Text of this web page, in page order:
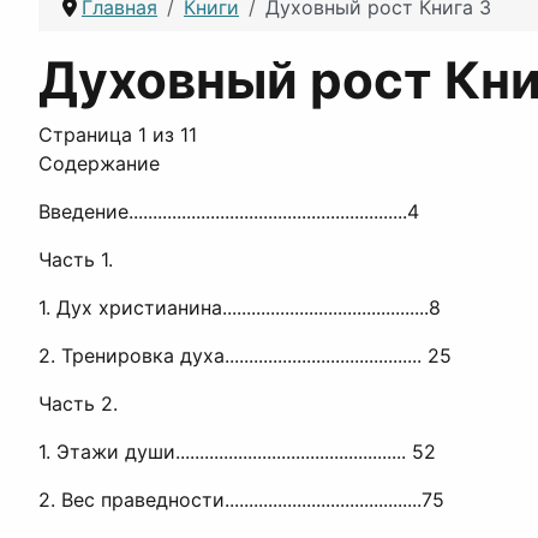
Главная Книги Духовный рост Книга 3
Духовный рост
Страница 1 из 11
Содержание
Введение..........................................................4
Часть 1.
1. Дух христианина...........................................8
2. Тренировка духа......................................... 25
Часть 2.
1. Этажи души................................................ 52
2. Вес праведности.........................................75